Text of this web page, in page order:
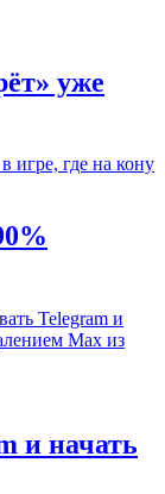
уже
и начать